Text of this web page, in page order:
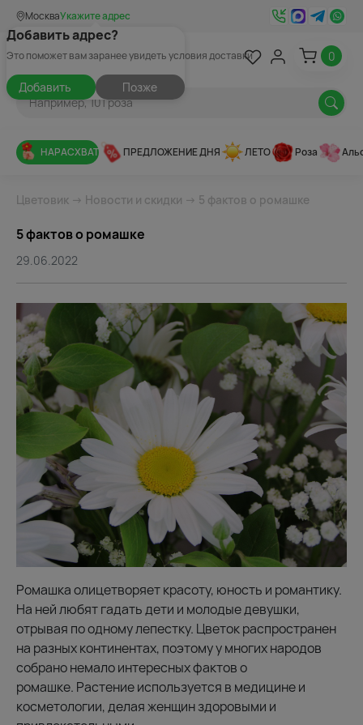
МоскваУкажите адрес
Добавить адрес?
Это поможет вам заранее увидеть условия доставки
Добавить Позже
0
НАРАСХВАТ ПРЕДЛОЖЕНИЕ ДНЯ ЛЕТО Роза
Цветовик → Новости и скидки → 5 фактов о ромашке
5 фактов о ромашке
29.06.2022
Ромашка олицетворяет красоту, юность и романтику.
На ней любят гадать дети и молодые девушки,
отрывая по одному лепестку. Цветок распространен
на разных континентах, поэтому у многих народов
собрано немало интересных фактов о
ромашке. Растение используется в медицине и
косметологии, делая женщин здоровыми и